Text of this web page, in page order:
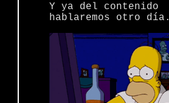
Y ya del contenido
hablaremos otro día.